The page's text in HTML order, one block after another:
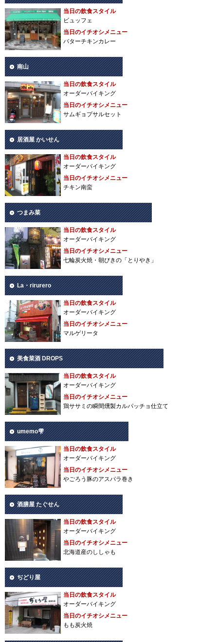
当日の飲食スタイル
ビュッフェ
当日のイチオシメニュー
バターチキンカレー
南山
当日の飲食スタイル
オーダーバイキング
当日のイチオシメニュー
サムギョプサルセット
居酒屋 かいせん
当日の飲食スタイル
オーダーバイキング
当日のイチオシメニュー
チキン南蛮
つまみ菜
当日の飲食スタイル
オーダーバイキング
当日のイチオシメニュー
七輪炭火焼・朝びきの「とりやき」
La・rirurero
当日の飲食スタイル
オーダーバイキング
当日のイチオシメニュー
マルゲリータ
美食菜酒 DROPS
当日の飲食スタイル
オーダーバイキング
当日のイチオシメニュー
鶏ササミの瞬間燻製カルパッチョ仕立て
umemo雫
当日の飲食スタイル
オーダーバイキング
当日のイチオシメニュー
やごろう豚のアスパラ巻き
酒膳屋 たぐせん
当日の飲食スタイル
オーダーバイキング
当日のイチオシメニュー
北海道産のししゃも
ぢどり屋
当日の飲食スタイル
オーダーバイキング
当日のイチオシメニュー
もも炭火焼